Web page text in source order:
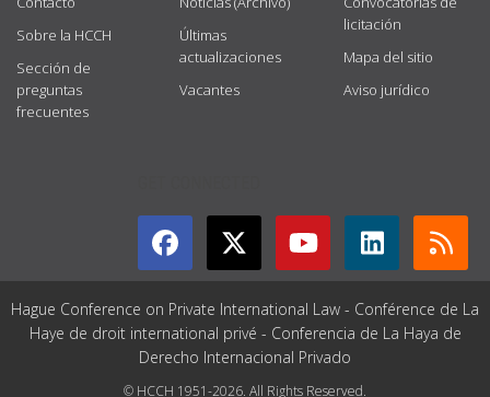
Sobre la HCCH
Sección de
preguntas
frecuentes
Últimas
actualizaciones
Vacantes
licitación
Mapa del sitio
Aviso jurídico
Hague Conference on Private International Law - Conférence de La
Haye de droit international privé - Conferencia de La Haya de
Derecho Internacional Privado
© HCCH 1951-2026. All Rights Reserved.